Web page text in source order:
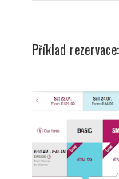
Příklad rezervace: